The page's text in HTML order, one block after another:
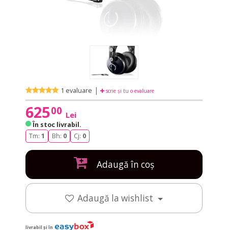
1 evaluare | scrie și tu o evaluare
62500 Lei
În stoc livrabil.
Tm: 1 Bh: 0 Cj: 0
Adaugă în coș
Adaugă la wishlist
livrabil și în